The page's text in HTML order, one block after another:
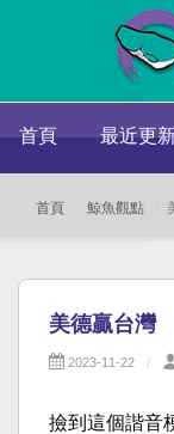
首頁 最近更
首頁 鯨魚觀點
美德贏台灣
2023-11-22
撿到這個諧音